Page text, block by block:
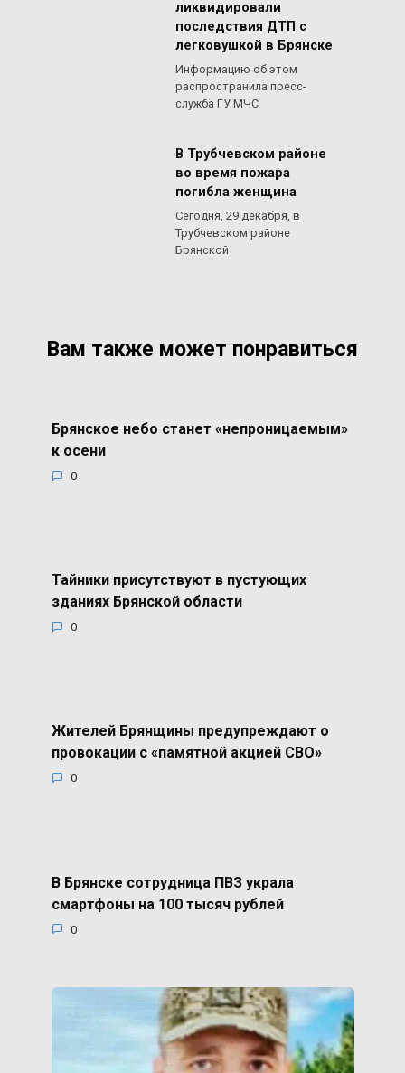
ликвидировали
последствия ДТП с
легковушкой в Брянске
Информацию об этом
распространила пресс-
служба ГУ МЧС
В Трубчевском районе
во время пожара
погибла женщина
Сегодня, 29 декабря, в
Трубчевском районе
Брянской
Вам также может понравиться
Брянское небо станет «непроницаемым»
к осени
0
Тайники присутствуют в пустующих
зданиях Брянской области
0
Жителей Брянщины предупреждают о
провокации с «памятной акцией СВО»
0
В Брянске сотрудница ПВЗ украла
смартфоны на 100 тысяч рублей
0